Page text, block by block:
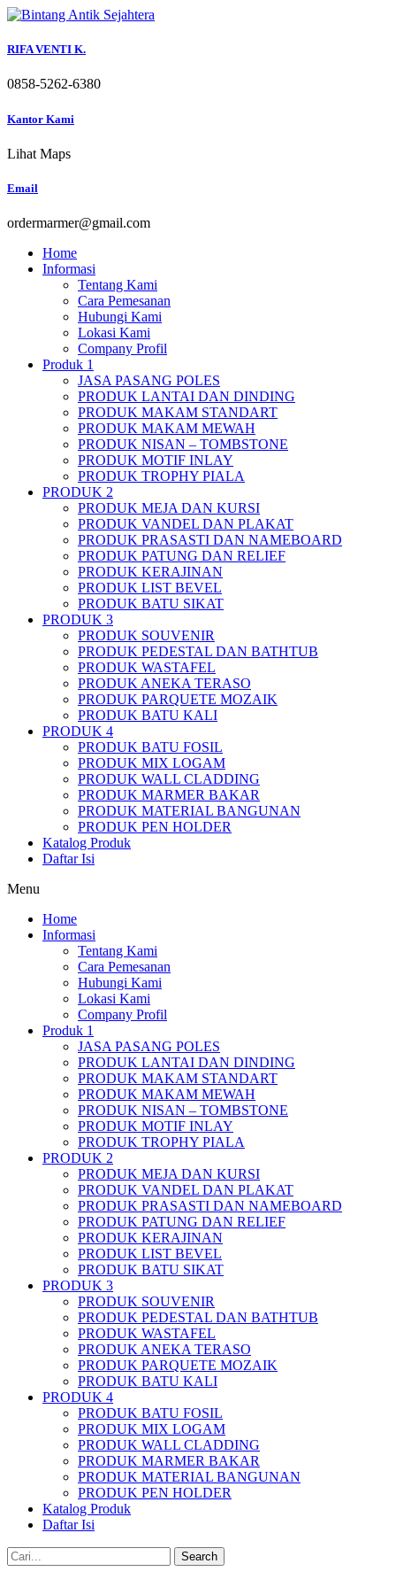
Skip
content
RIFA VENTI K.
0858-5262-6380
Kantor Kami
Lihat Maps
Email
ordermarmer@gmail.com
Home
Informasi
Tentang Kami
Cara Pemesanan
Hubungi Kami
Lokasi Kami
Company Profil
Produk 1
JASA PASANG POLES
PRODUK LANTAI DAN DINDING
PRODUK MAKAM STANDART
PRODUK MAKAM MEWAH
PRODUK NISAN – TOMBSTONE
PRODUK MOTIF INLAY
PRODUK TROPHY PIALA
PRODUK 2
PRODUK MEJA DAN KURSI
PRODUK VANDEL DAN PLAKAT
PRODUK PRASASTI DAN NAMEBOARD
PRODUK PATUNG DAN RELIEF
PRODUK KERAJINAN
PRODUK LIST BEVEL
PRODUK BATU SIKAT
PRODUK 3
PRODUK SOUVENIR
PRODUK PEDESTAL DAN BATHTUB
PRODUK WASTAFEL
PRODUK ANEKA TERASO
PRODUK PARQUETE MOZAIK
PRODUK BATU KALI
PRODUK 4
PRODUK BATU FOSIL
PRODUK MIX LOGAM
PRODUK WALL CLADDING
PRODUK MARMER BAKAR
PRODUK MATERIAL BANGUNAN
PRODUK PEN HOLDER
Katalog Produk
Daftar Isi
Menu
Home
Informasi
Tentang Kami
Cara Pemesanan
Hubungi Kami
Lokasi Kami
Company Profil
Produk 1
JASA PASANG POLES
PRODUK LANTAI DAN DINDING
PRODUK MAKAM STANDART
PRODUK MAKAM MEWAH
PRODUK NISAN – TOMBSTONE
PRODUK MOTIF INLAY
PRODUK TROPHY PIALA
PRODUK 2
PRODUK MEJA DAN KURSI
PRODUK VANDEL DAN PLAKAT
PRODUK PRASASTI DAN NAMEBOARD
PRODUK PATUNG DAN RELIEF
PRODUK KERAJINAN
PRODUK LIST BEVEL
PRODUK BATU SIKAT
PRODUK 3
PRODUK SOUVENIR
PRODUK PEDESTAL DAN BATHTUB
PRODUK WASTAFEL
PRODUK ANEKA TERASO
PRODUK PARQUETE MOZAIK
PRODUK BATU KALI
PRODUK 4
PRODUK BATU FOSIL
PRODUK MIX LOGAM
PRODUK WALL CLADDING
PRODUK MARMER BAKAR
PRODUK MATERIAL BANGUNAN
PRODUK PEN HOLDER
Katalog Produk
Daftar Isi
Search